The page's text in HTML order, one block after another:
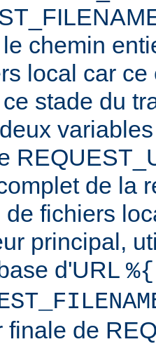
chemin
local car
stade du
de la
de fichiers
principal,
d'URL
finale de